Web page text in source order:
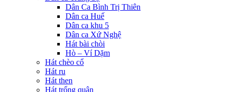
Dân Ca Bình Trị Thiên
Dân ca Huế
Dân ca khu 5
Dân ca Xứ Nghệ
Hát bài chòi
Hò – Ví Dặm
Hát chèo cổ
Hát ru
Hát then
Hát trống quân